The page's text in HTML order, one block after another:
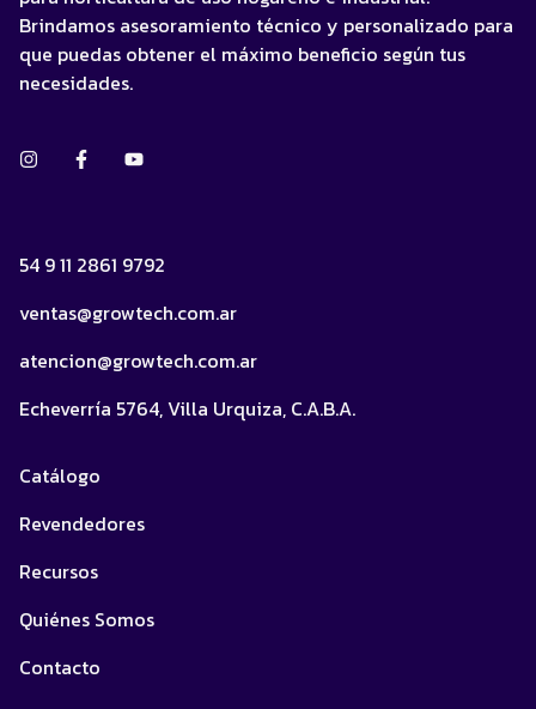
Brindamos asesoramiento técnico y personalizado para
que puedas obtener el máximo beneficio según tus
necesidades.
54 9 11 2861 9792
ventas@growtech.com.ar
atencion@growtech.com.ar
Echeverría 5764, Villa Urquiza, C.A.B.A.
Catálogo
Revendedores
Recursos
Quiénes Somos
Contacto